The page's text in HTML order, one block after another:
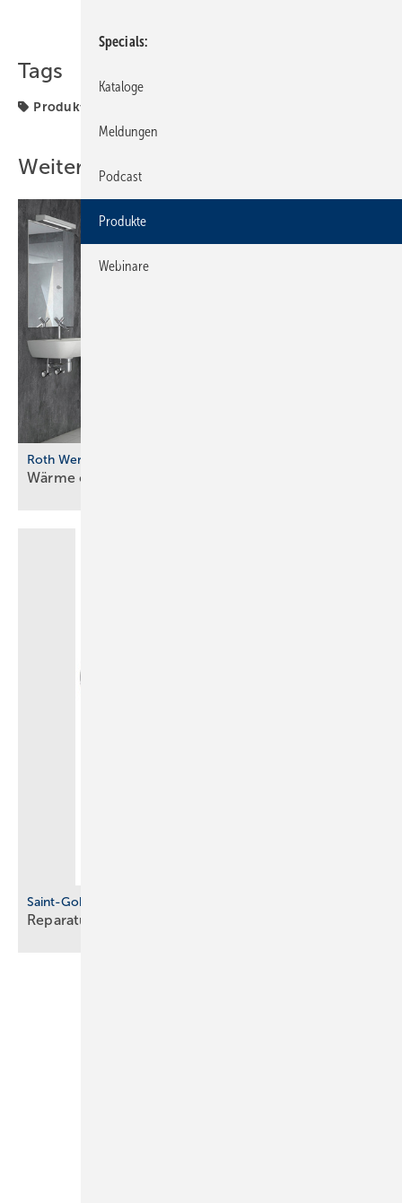
Tags
Produkte
Weitere Inhalte
Roth Werke
Wärme einfach aus der
Saint-Gobain Pam Building
Reparaturverbindung für
Specials
Kataloge
Meldungen
Podcast
Produkte
Webinare